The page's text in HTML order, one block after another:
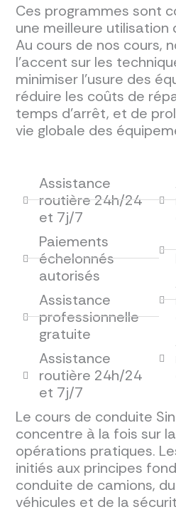
Ces programmes sont
une meilleure utilisation
Au cours de nos cours,
l'accent sur les
minimiser l'usure des
réduire les coûts de
temps d'arrêt, et de
vie globale des
Assistance
routière 24h/24
et 7j/7
Paiements
échelonnés
autorisés
Assistance
professionnelle
gratuite
Assistance
routière 24h/24
et 7j/7
Le cours de conduite
concentre à la fois sur
opérations pratiques.
initiés aux principes
conduite de camions,
véhicules et de la